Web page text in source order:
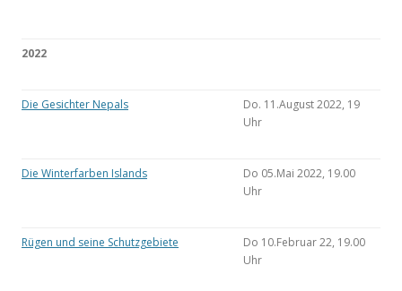
2022
Die Gesichter Nepals
Do. 11.August 2022, 19
Uhr
Die Winterfarben Islands
Do 05.Mai 2022, 19.00
Uhr
Rügen und seine Schutzgebiete
Do 10.Februar 22, 19.00
Uhr